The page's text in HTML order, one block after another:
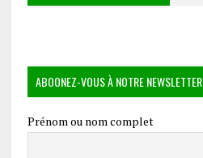
ABOONEZ-VOUS À NOTRE NEWSLETTER
Prénom ou nom complet